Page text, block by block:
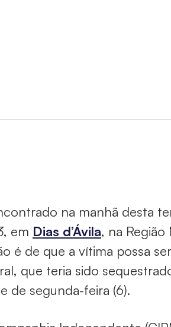
na manhã desta
em Dias d’Ávila, na
é de que a vítima possa
que teria sido
de segunda-feira (6).